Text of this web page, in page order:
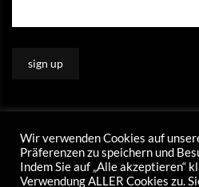
Wir verwenden Cookies auf
Präferenzen zu speichern und
Indem Sie auf „Alle akzeptieren“
Verwendung ALLER Cookies zu.